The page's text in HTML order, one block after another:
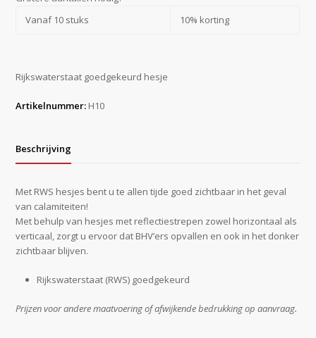
EHBO
Vanaf 10 stuks
10% korting
Rijkswaterstaat goedgekeurd hesje
Artikelnummer: H10
Beschrijving
Met RWS hesjes bent u te allen tijde goed zichtbaar in het geval
van calamiteiten!
Met behulp van hesjes met reflectiestrepen zowel horizontaal als
verticaal, zorgt u ervoor dat BHV’ers opvallen en ook in het donker
zichtbaar blijven.
Rijkswaterstaat (RWS) goedgekeurd
Prijzen voor andere maatvoering of afwijkende bedrukking op aanvraag.